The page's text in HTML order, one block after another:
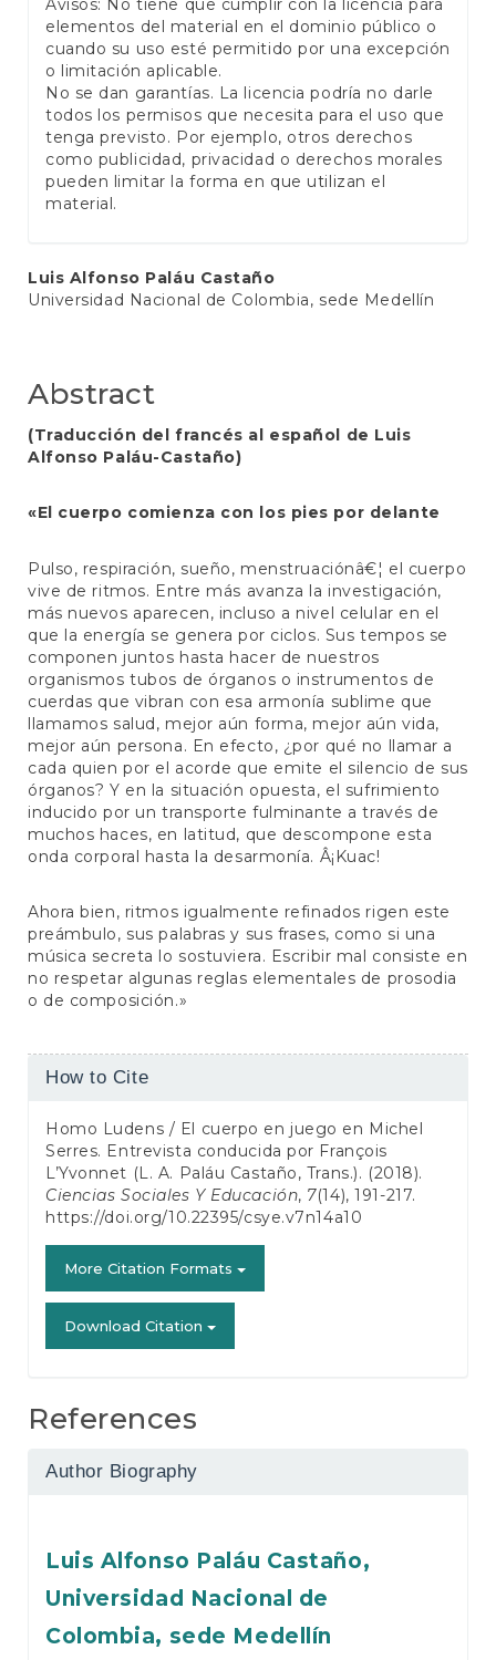
Avisos: No tiene que cumplir con la licencia para
elementos del material en el dominio público o
cuando su uso esté permitido por una excepción
o limitación aplicable.
No se dan garantías. La licencia podría no darle
todos los permisos que necesita para el uso que
tenga previsto. Por ejemplo, otros derechos
como publicidad, privacidad o derechos morales
pueden limitar la forma en que utilizan el
material.
Main
Article
Luis Alfonso Paláu Castaño
Universidad Nacional de Colombia, sede Medellín
Abstract
(Traducción del francés al español de Luis
Alfonso Paláu-Castaño)
«El cuerpo comienza con los pies por delante
Pulso, respiración, sueño, menstruaciónâ€¦ el cuerpo
vive de ritmos. Entre más avanza la investigación,
más nuevos aparecen, incluso a nivel celular en el
que la energía se genera por ciclos. Sus tempos se
componen juntos hasta hacer de nuestros
organismos tubos de órganos o instrumentos de
cuerdas que vibran con esa armonía sublime que
llamamos salud, mejor aún forma, mejor aún vida,
mejor aún persona. En efecto, ¿por qué no llamar a
cada quien por el acorde que emite el silencio de sus
órganos? Y en la situación opuesta, el sufrimiento
inducido por un transporte fulminante a través de
muchos haces, en latitud, que descompone esta
onda corporal hasta la desarmonía. Â¡Kuac!
Ahora bien, ritmos igualmente refinados rigen este
preámbulo, sus palabras y sus frases, como si una
música secreta lo sostuviera. Escribir mal consiste en
no respetar algunas reglas elementales de prosodia
o de composición.»
Article
How to Cite
Homo Ludens / El cuerpo en juego en Michel
Serres. Entrevista conducida por François
L’Yvonnet (L. A. Paláu Castaño, Trans.). (2018).
Ciencias Sociales Y Educación, 7(14), 191-217.
https://doi.org/10.22395/csye.v7n14a10
More Citation Formats
Download Citation
References
Author Biography
Luis Alfonso Paláu Castaño,
Universidad Nacional de
Colombia, sede Medellín